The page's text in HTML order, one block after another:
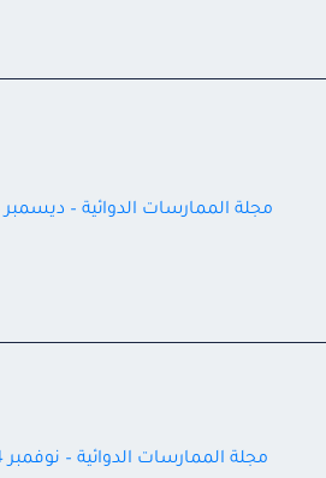
مجلة الممارسات الدوائية – ديسمبر 2024
مجلة الممارسات الدوائية – نوفمبر 2024